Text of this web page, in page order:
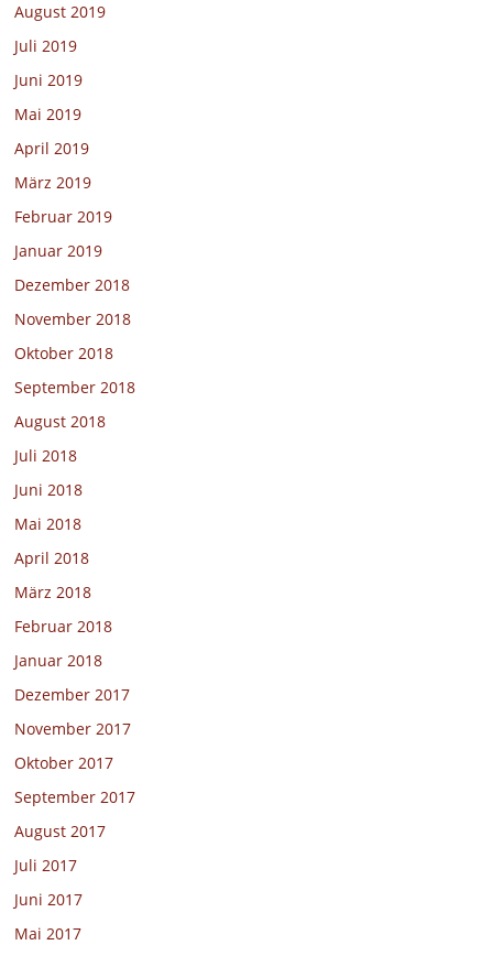
August 2019
Juli 2019
Juni 2019
Mai 2019
April 2019
März 2019
Februar 2019
Januar 2019
Dezember 2018
November 2018
Oktober 2018
September 2018
August 2018
Juli 2018
Juni 2018
Mai 2018
April 2018
März 2018
Februar 2018
Januar 2018
Dezember 2017
November 2017
Oktober 2017
September 2017
August 2017
Juli 2017
Juni 2017
Mai 2017